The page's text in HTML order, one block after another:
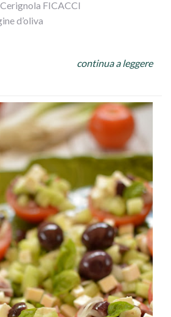
FICACCI
d’oliva
rossi appena pronti li richiudiamo in
oretta così facilitiamo la pulizia
a listarelle i peperoni e
olio Evo, sale, prezzemolo, aglio
delle buonissime olive di Cerignola
e le ho aggiunte
arrostiti. Un piatto semplice ma
continua a leggere